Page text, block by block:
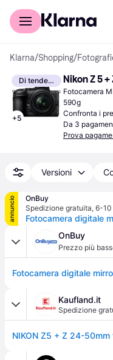
Per il tuo shopping
Klarna/Shopping/
Di tendenza
+5
Nikon Z 5
Fotocamera
590g
Confronta i
Da 3
Prova
Versioni
annuncio
OnBuy
Spedizione gratuita, 6-10
OnBuy
Prezzo più
Kaufland.it
Spedizione
NIKON Z5 + Z 24-